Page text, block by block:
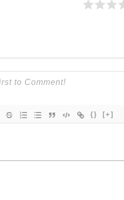
{} [+]